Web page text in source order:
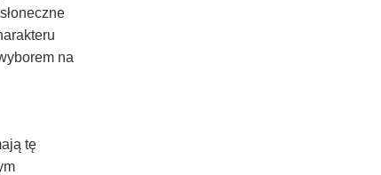
na
tę